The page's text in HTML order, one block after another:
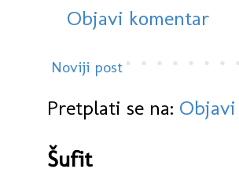
Objavi komentar
Noviji post
Pretplati se na:
Šufit